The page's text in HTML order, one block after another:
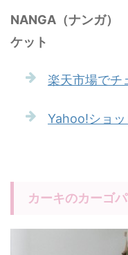
NANGA（ナンガ）
ケット
楽天市場でチ
Yahoo!ショ
カーキのカーゴ